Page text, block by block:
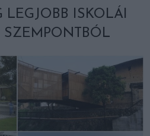
LEGJOBB ISKOLÁI
SZEMPONTBÓL